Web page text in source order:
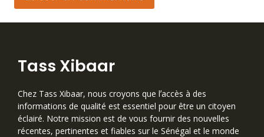
Tass Xibaar
Chez Tass Xibaar, nous croyons que lʼaccès à des
informations de qualité est essentiel pour être un citoyen
éclairé. Notre mission est de vous fournir des nouvelles
récentes, pertinentes et fiables sur le Sénégal et le monde